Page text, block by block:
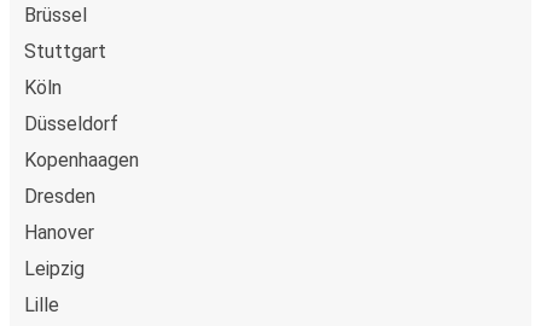
Brüssel
Stuttgart
Köln
Düsseldorf
Kopenhaagen
Dresden
Hanover
Leipzig
Lille